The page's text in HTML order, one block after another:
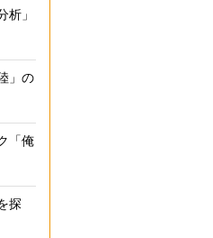
析」
」の
「俺
探